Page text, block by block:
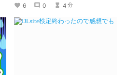
6
0 4 分